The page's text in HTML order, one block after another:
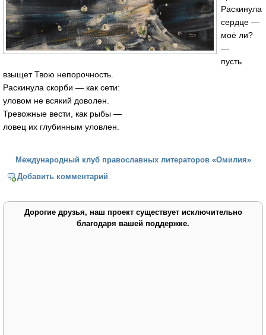
Раскинула
сердце —
моё ли?
—
пусть
взыщет Твою непорочность.
Раскинула скорби — как сети:
уловом не всякий доволен.
Тревожные вести, как рыбы —
ловец их глубинным уловлен.
Международный клуб православных литераторов «Омилия»
Добавить комментарий
Дорогие друзья, наш проект существует исключительно
благодаря вашей поддержке.